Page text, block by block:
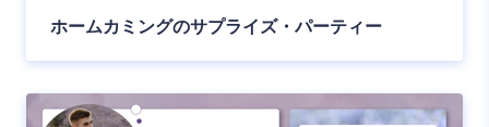
ホームカミングのサプライズ・パーティー